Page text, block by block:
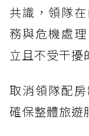
共識，領隊
務與危機處
立且不受干擾
取消領隊配
確保整體旅遊